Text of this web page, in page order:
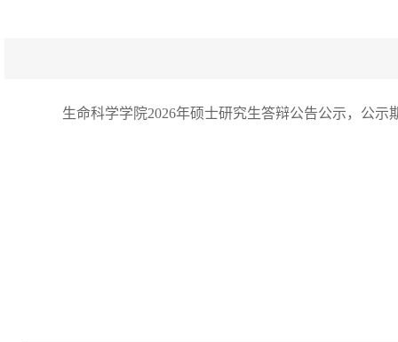
生命科学学院2026年硕士研究生答辩公告公示，公示